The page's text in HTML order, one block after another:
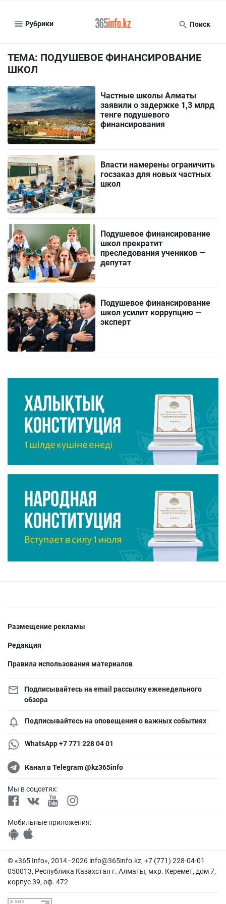
Рубрики Поиск
ТЕМА: ПОДУШЕВОЕ ФИНАНСИРОВАНИЕ
ШКОЛ
Частные школы Алматы
заявили о задержке 1,3 млрд
тенге подушевого
финансирования
Власти намерены ограничить
госзаказ для новых частных
школ
Подушевое финансирование
школ прекратит
преследования учеников —
депутат
Подушевое финансирование
школ усилит коррупцию —
эксперт
Размещение рекламы
Редакция
Правила использования материалов
Подписывайтесь на email рассылку еженедельного
обзора
Подписывайтесь на оповещения о важных событиях
WhatsApp +7 771 228 04 01
Канал в Telegram @kz365info
Мы в соцсетях:
Мобильные приложения:
© «365 Info», 2014–2026 info@365info.kz, +7 (771) 228-04-01
050013, Республика Казахстан г. Алматы, мкр. Керемет, дом 7,
корпус 39, оф. 472